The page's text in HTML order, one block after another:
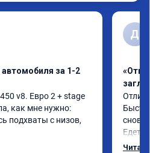
за 1-2
v8. Евро 2 + stage
как мне нужно:
подхваты с низов,
🔥
Д
снова
Едет